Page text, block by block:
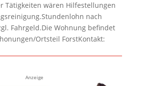
Tätigkeiten wären Hilfestellungen
nach
Fahrgeld.Die Wohnung befindet
Ortsteil ForstKontakt:
Anzeige